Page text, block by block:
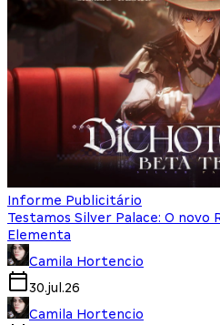
Informe Publicitário
Testamos Silver Palace: O novo
Elementa
Camila Hortencio
30.jul.26
Camila Hortencio